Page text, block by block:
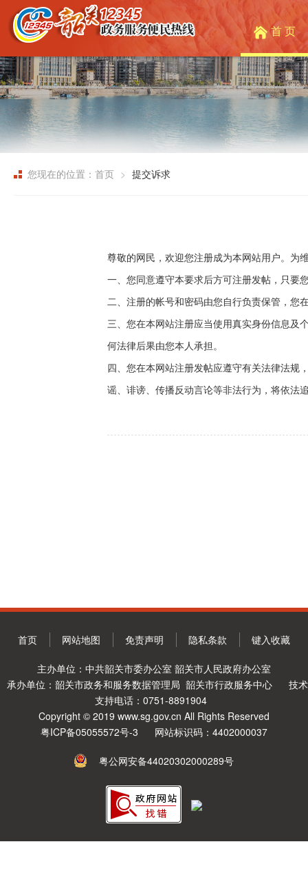
首 页
您现在的位置：首页 提交诉求
尊敬的网民，欢迎您注册成为本网站用户。为
一、您同意遵守本要求后方可注册发帖，只要
二、注册的帐号和密码由您自行负责保管，您
三、您在本网站注册应当使用真实身份信息及
何法律后果由您本人承担。
四、您在本网站注册发帖应遵守有关法律法规
谣、诽谤、传播反动言论等非法行为，将依法
首页 网站地图 免责声明 隐私条款 键入收藏
主办单位：中共韶关市委办公室 韶关市人民政府办公室
承办单位：韶关市政务和服务数据管理局 韶关市行政服务中心
技术
支持电话：0751-8891904
Copyright © 2019 www.sg.gov.cn All Rights Reserved
粤ICP备05055572号-3
网站标识码：4402000037
粤公网安备44020302000289号